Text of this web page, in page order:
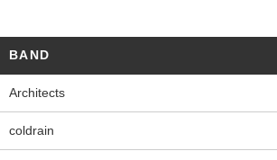
BAND
Architects
coldrain